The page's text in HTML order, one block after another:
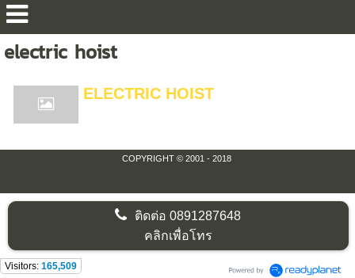
electric hoist
ELECTRIC HOIST
COPYRIGHT © 2001 - 2018
ติดต่อ0891287648
คลิกเพื่อโทร
Visitors: 165,509